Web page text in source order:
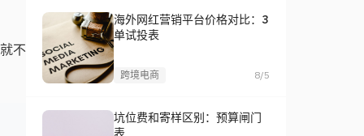
不
海外网红营销平台价格对比：3
单试投表
跨境电商 8/5
坑位费和寄样区别：预算闸门
表